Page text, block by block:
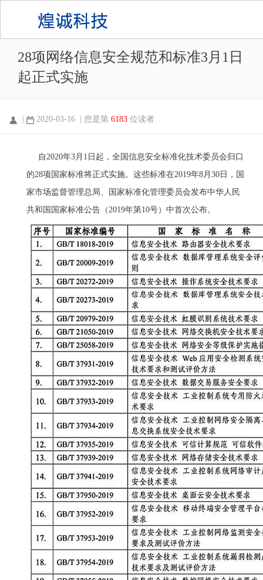
28项网络信息安全规范和标准3月1日
起正式实施
2020-03-16 | 您是第 6183 位读者
自2020年3月1日起，全国信息安全标准化技术委员会归口
的28项国家标准将正式实施。这些标准在2019年8月30日，国
家市场监督管理总局、国家标准化管理委员会发布中华人民
共和国国家标准公告（2019年第10号）中首次公布。